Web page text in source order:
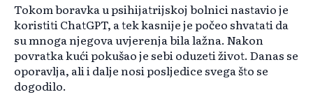
Tokom boravka u psihijatrijskoj bolnici nastavio je
koristiti ChatGPT, a tek kasnije je počeo shvatati da
su mnoga njegova uvjerenja bila lažna. Nakon
povratka kući pokušao je sebi oduzeti život. Danas se
oporavlja, ali i dalje nosi posljedice svega što se
dogodilo.